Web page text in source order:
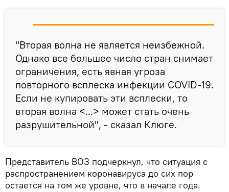
"Вторая волна не является неизбежной.
Однако все большее число стран снимает
ограничения, есть явная угроза
повторного всплеска инфекции COVID-19.
Если не купировать эти всплески, то
вторая волна <...> может стать очень
разрушительной", - сказал Клюге.
Представитель ВОЗ подчеркнул, что ситуация с
распространением коронавируса до сих пор
остается на том же уровне, что в начале года.